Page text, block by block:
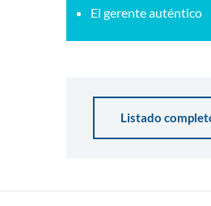
El gerente auténtico
Listado